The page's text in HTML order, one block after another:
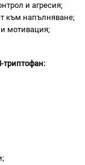
и агресия;
към напълняване;
мотивация;
триптофан: